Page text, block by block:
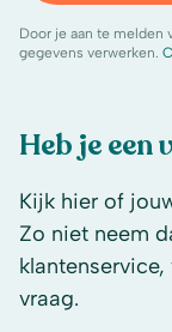
Heb je een
Kijk hier of
Zo niet neem
vraag.
Door je aan te melden
gegevens verwerken.